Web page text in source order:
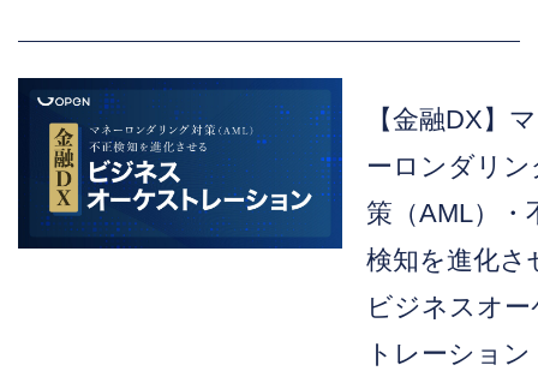
【金融DX】
ーロンダリン
策（AML）・
検知を進化さ
ビジネスオ
トレーション